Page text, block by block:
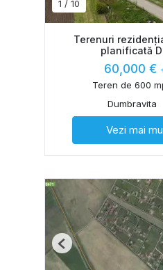
1 / 10
Terenuri
planificată
60,000 €
Teren de 600
Dumbravita
Vezi mai
Previous